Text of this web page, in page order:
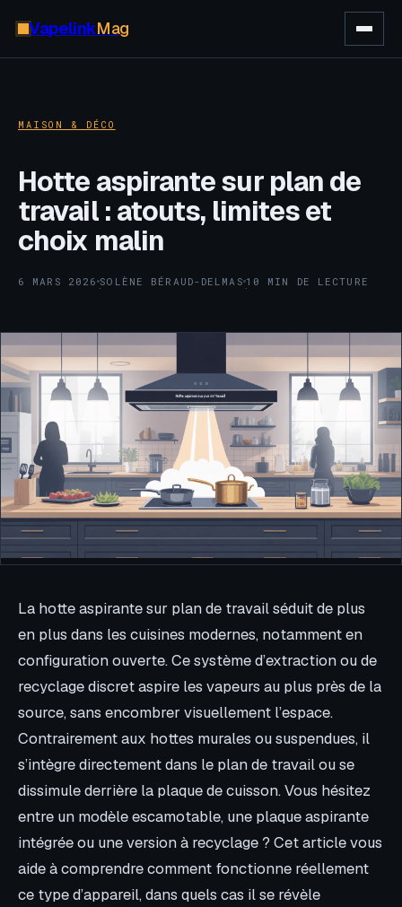
VapelinkMag
MAISON & DÉCO
Hotte aspirante sur plan de
travail : atouts, limites et
choix malin
6 MARS 2026·SOLÈNE BÉRAUD-DELMAS ·
10 MIN DE LECTURE
La hotte aspirante sur plan de travail séduit de plus
en plus dans les cuisines modernes, notamment en
configuration ouverte. Ce système d’extraction ou de
recyclage discret aspire les vapeurs au plus près de la
source, sans encombrer visuellement l’espace.
Contrairement aux hottes murales ou suspendues, il
s’intègre directement dans le plan de travail ou se
dissimule derrière la plaque de cuisson. Vous hésitez
entre un modèle escamotable, une plaque aspirante
intégrée ou une version à recyclage ? Cet article vous
aide à comprendre comment fonctionne réellement
ce type d’appareil, dans quels cas il se révèle